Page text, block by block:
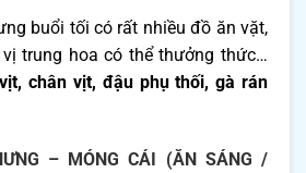
buổi tối có rất nhiều đồ ăn vặt,
trung hoa có thể thưởng thức…
chân vịt, đậu phụ thối, gà rán
– MÓNG CÁI (ĂN SÁNG /